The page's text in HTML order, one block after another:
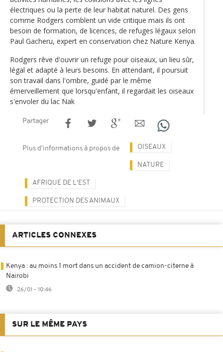
électriques ou la perte de leur habitat naturel. Des gens
comme Rodgers comblent un vide critique mais ils ont
besoin de formation, de licences, de refuges légaux selon
Paul Gacheru, expert en conservation chez Nature Kenya.
Rodgers rêve d'ouvrir un refuge pour oiseaux, un lieu sûr,
légal et adapté à leurs besoins. En attendant, il poursuit
son travail dans l'ombre, guidé par le même
émerveillement que lorsqu'enfant, il regardait les oiseaux
s'envoler du lac Nak
Partager
Plus d'informations à propos de OISEAUX
NATURE
AFRIQUE DE L'EST
PROTECTION DES ANIMAUX
ARTICLES CONNEXES
Kenya : au moins 1 mort dans un accident de camion-citerne à
Nairobi
26/01 - 10:46
SUR LE MÊME PAYS